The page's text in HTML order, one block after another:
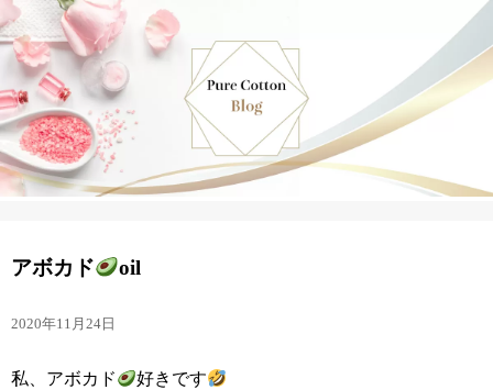
アボカド oil
2020年11月24日
私、アボカド
好きです